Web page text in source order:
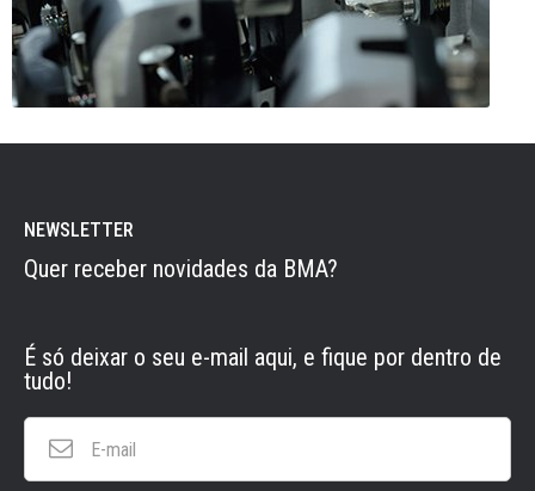
NEWSLETTER
Quer receber novidades da BMA?
É só deixar o seu e-mail aqui, e fique por dentro de
tudo!
E-